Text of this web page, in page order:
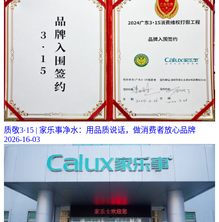
质敬3·15 | 家乐事净水：用品质说话，做消费者放心品牌
2026-16-03